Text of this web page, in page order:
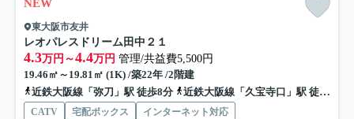
NEW
東大阪市友井
レオパレスドリーム田中２１
4.3万円～4.4万円 管理/共益費5,500円
19.46㎡～19.81㎡ (1K) /築22年 /2階建
近鉄大阪線「弥刀」駅 徒歩8分
近鉄大阪線「久宝寺口」駅 徒歩14分
CATV 宅配ボックス インターネット対応